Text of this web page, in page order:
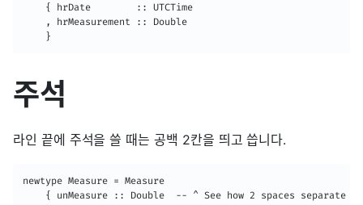
    { hrDate        :: UTCTime
    , hrMeasurement :: Double
    }
주석
라인 끝에 주석을 쓸 때는 공백 2칸을 띄고 씁니다.
newtype Measure = Measure
{ unMeasure :: Double  -- ^ See how 2 spaces separate